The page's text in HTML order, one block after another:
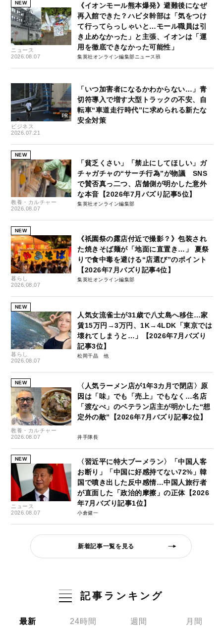
NEW
ニュース
2026.08.07
《イオンモール熊本爆発》避難後になぜ
再入館できた？ハビタ幹部は「気をつけ
て行ってらっしゃいと…モール職員は引
き止めなかった」と主張、イオンは「運
用を徹底できなかった可能性」
集英社オンライン編集部ニュース班
ビジネス
2026.07.21
「いつ加害者になるかわからない…」青
切符導入で増す大型トラックの不安、自
転車“車道走行時代”に求められる新たな
安全対策
NEW
教養・カルチャー
2026.08.07
「貧乏くさい」「禁止にしてほしい」ガ
チャガチャの“サーチ行為”が物議 SNS
で賛否真っ二つ、店舗側が明かした意外
な本音【2026年7月バズり記事5位】
集英社オンライン編集部
NEW
暮らし
2026.08.07
《祇園祭の露店付近で撮影？》包装され
た焼きそば麺が「地面に直置き…」 夏祭
りで食中毒を避ける“店選び”のポイント
【2026年7月バズり記事4位】
集英社オンライン編集部
NEW
暮らし
2026.08.07
人気女流雀士が31歳で八丈島へ移住…家
賃15万円→3万円、1K→4LDK「東京では
壊れてしまうと…」【2026年7月バズり
記事3位】
松岡千晶
NEW
教養・カルチャー
2026.08.07
〈人気ラーメン店が1年3カ月で閉店〉原
因は「味」でも「売上」でもなく…名店
「渡なべ」のベテラン店主が明かした“想
定外の敵”【2026年7月バズり記事2位】
井手隊長
NEW
ニュース
2026.08.07
〈習近平に特大ブーメラン〉「中国人客
お断り」「中国に好感持てない72%」韓
国で噴き出した反中感情…中国人旅行者
が直面した「政治的摩擦」の正体【2026
年7月バズり記事1位】
小倉健一
新着記事一覧を見る
記事ランキング
最新 24時間 週間 月間